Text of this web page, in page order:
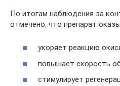
По итогам наблюдения за
отмечено, что препарат
укоряет реакцию
повышает скорость
стимулирует